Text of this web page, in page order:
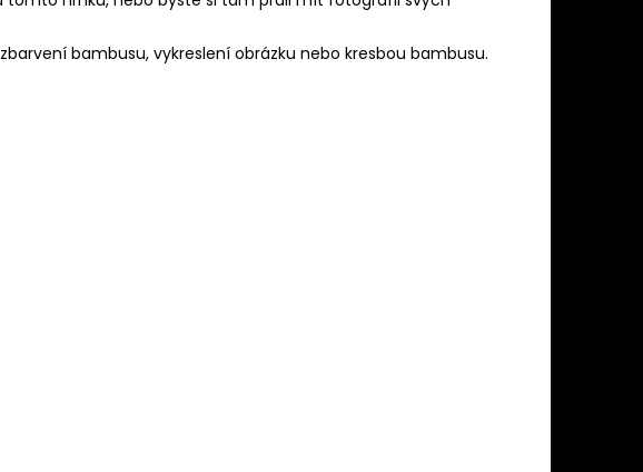
bambusu, vykreslení obrázku nebo kresbou bambusu.